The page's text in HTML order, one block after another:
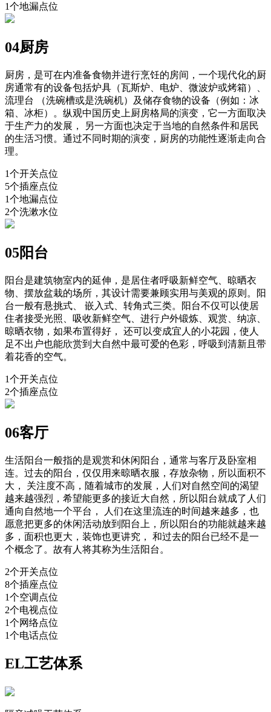
1个地漏点位
04厨房
厨房，是可在内准备食物并进行烹饪的房间，一个现代化的厨
房通常有的设备包括炉具（瓦斯炉、电炉、微波炉或烤箱）、
流理台 （洗碗槽或是洗碗机）及储存食物的设备（例如：冰
箱、冰柜）。纵观中国历史上厨房格局的演变，它一方面取决
于生产力的发展， 另一方面也决定于当地的自然条件和居民
的生活习惯。通过不同时期的演变，厨房的功能性逐渐走向合
理。
1个开关点位
5个插座点位
1个地漏点位
2个洗漱水位
05阳台
阳台是建筑物室内的延伸，是居住者呼吸新鲜空气、晾晒衣
物、摆放盆栽的场所，其设计需要兼顾实用与美观的原则。阳
台一般有悬挑式、 嵌入式、转角式三类。阳台不仅可以使居
住者接受光照、吸收新鲜空气、进行户外锻炼、观赏、纳凉、
晾晒衣物，如果布置得好， 还可以变成宜人的小花园，使人
足不出户也能欣赏到大自然中最可爱的色彩，呼吸到清新且带
着花香的空气。
1个开关点位
2个插座点位
06客厅
生活阳台一般指的是观赏和休闲阳台，通常与客厅及卧室相
连。过去的阳台，仅仅用来晾晒衣服，存放杂物，所以面积不
大， 关注度不高，随着城市的发展，人们对自然空间的渴望
越来越强烈，希望能更多的接近大自然，所以阳台就成了人们
通向自然地一个平台， 人们在这里流连的时间越来越多，也
愿意把更多的休闲活动放到阳台上，所以阳台的功能就越来越
多，面积也更大，装饰也更讲究， 和过去的阳台已经不是一
个概念了。故有人将其称为生活阳台。
2个开关点位
8个插座点位
1个空调点位
2个电视点位
1个网络点位
1个电话点位
EL工艺体系